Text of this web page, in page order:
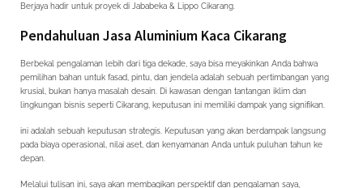
kaca
area
Cikarang
Berjaya hadir untuk proyek di Jababeka & Lippo Cikarang.
Pendahuluan Jasa Aluminium Kaca Cikarang
Berbekal pengalaman lebih dari tiga dekade, saya bisa meyakinkan Anda bahwa
pemilihan bahan untuk fasad, pintu, dan jendela adalah sebuah pertimbangan yang
krusial, bukan hanya masalah desain. Di kawasan dengan tantangan iklim dan
lingkungan bisnis seperti Cikarang, keputusan ini memiliki dampak yang signifikan.
ini adalah sebuah keputusan strategis. Keputusan yang akan berdampak langsung
pada biaya operasional, nilai aset, dan kenyamanan Anda untuk puluhan tahun ke
depan.
Melalui tulisan ini, saya akan membagikan perspektif dan pengalaman saya,